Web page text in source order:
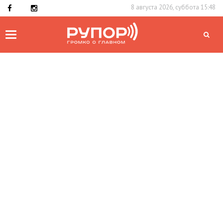
8 августа 2026, суббота 15:48
Toggle